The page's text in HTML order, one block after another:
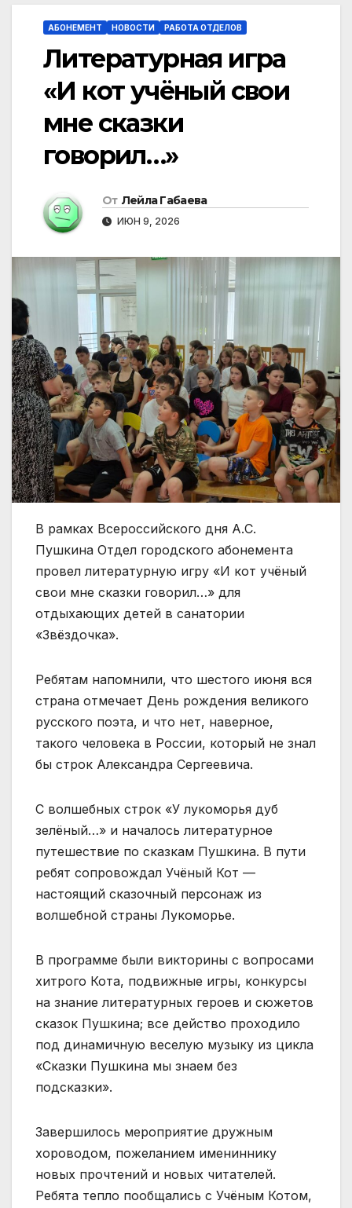
АБОНЕМЕНТ НОВОСТИ РАБОТА ОТДЕЛОВ
Литературная игра
«И кот учёный свои
мне сказки
говорил…»
От Лейла Габаева
ИЮН 9, 2026
В рамках Всероссийского дня А.С.
Пушкина Отдел городского абонемента
провел литературную игру «И кот учёный
свои мне сказки говорил…» для
отдыхающих детей в санатории
«Звёздочка».
Ребятам напомнили, что шестого июня вся
страна отмечает День рождения великого
русского поэта, и что нет, наверное,
такого человека в России, который не знал
бы строк Александра Сергеевича.
С волшебных строк «У лукоморья дуб
зелёный…» и началось литературное
путешествие по сказкам Пушкина. В пути
ребят сопровождал Учёный Кот —
настоящий сказочный персонаж из
волшебной страны Лукоморье.
В программе были викторины с вопросами
хитрого Кота, подвижные игры, конкурсы
на знание литературных героев и сюжетов
сказок Пушкина; все действо проходило
под динамичную веселую музыку из цикла
«Сказки Пушкина мы знаем без
подсказки».
Завершилось мероприятие дружным
хороводом, пожеланием имениннику
новых прочтений и новых читателей.
Ребята тепло пообщались с Учёным Котом,